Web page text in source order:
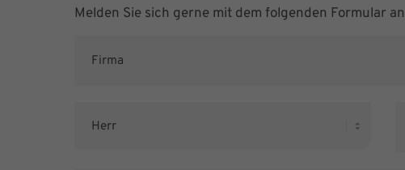
Melden Sie sich gerne mit dem folgenden Formular